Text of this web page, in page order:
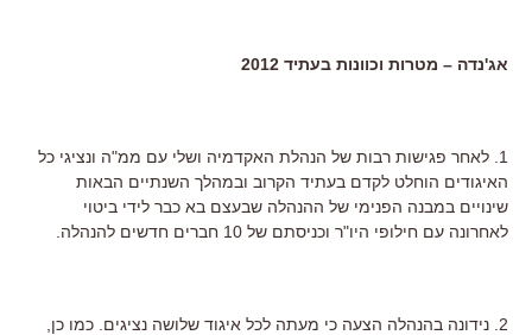
אג'נדה – מטרות וכוונות בעתיד 2012
1. לאחר פגישות רבות של הנהלת האקדמיה ושלי עם ממ"ה ונציגי כל
האיגודים הוחלט לקדם בעתיד הקרוב ובמהלך השנתיים הבאות
שינויים במבנה הפנימי של ההנהלה שבעצם בא כבר לידי ביטוי
לאחרונה עם חילופי היו"ר וכניסתם של 10 חברים חדשים להנהלה.
2. נידונה בהנהלה הצעה כי מעתה לכל איגוד שלושה נציגים. כמו כן,